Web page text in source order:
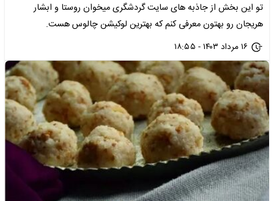
تو این بخش از جاذبه های سایت گردشگری میخوان روستا و ابشار
هریجان رو بهتون معرفی کنم که بهترین لوکیشن چالوس هست.
۱۶ مرداد ۱۴۰۳ - ۱۸:۵۵